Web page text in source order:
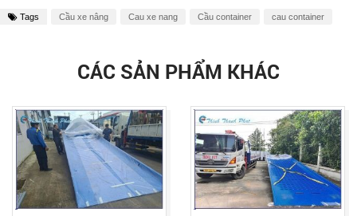
Tags Cầu xe nâng Cau xe nang Cầu container cau container
CÁC SẢN PHẨM KHÁC